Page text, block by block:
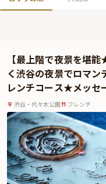
【最上階で夜景を堪
く渋谷の夜景でロマ
レンチコース★メッセ
渋谷・代々木公園 フレンチ